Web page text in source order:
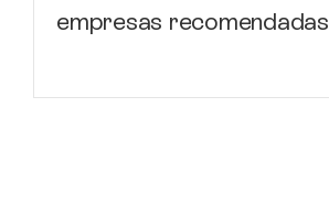
empresas recomendadas